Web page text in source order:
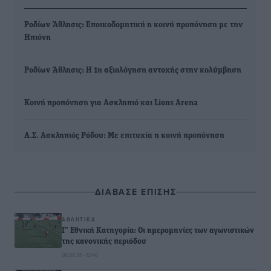
Ροδίων Άθλησις: Εποικοδομητική η κοινή προπόνηση με την
Ηπιόνη
Ροδίων Άθλησις: Η 1η αξιολόγηση αντοχής στην κολύμβηση
Κοινή προπόνηση για Ασκληπιό και Lions Arena
Α.Σ. Ασκληπιός Ρόδου: Με επιτυχία η κοινή προπόνηση
ΔΙΑΒΑΣΕ ΕΠΙΣΗΣ
ΑΘΛΗΤΙΚΆ
Γ’ Εθνική Κατηγορία: Οι ημερομηνίες των αγωνιστικών
της κανονικής περιόδου
08.08.26 · 12:40